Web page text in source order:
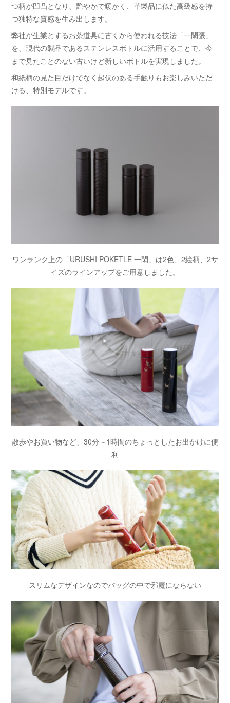
つ柄が凹凸となり、艷やかで暖かく、革製品に似た高級感を持
つ独特な質感を生み出します。
弊社が生業とするお茶道具に古くから使われる技法「一閑張」
を、現代の製品であるステンレスボトルに活用することで、今
まで見たことのない古いけど新しいボトルを実現しました。
和紙柄の見た目だけでなく起伏のある手触りもお楽しみいただ
ける、特別モデルです。
ワンランク上の「URUSHI POKETLE 一閑」は2色、2絵柄、2サ
イズのラインアップをご用意しました。
散歩やお買い物など、30分～1時間のちょっとしたお出かけに便
利
スリムなデザインなのでバッグの中で邪魔にならない